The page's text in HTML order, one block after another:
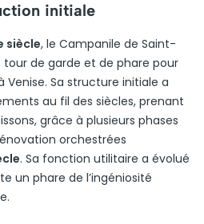
initiale
siècle, le Campanile de Saint-
tour de garde et de phare pour
Venise. Sa structure initiale a
au fil des siècles, prenant
grâce à plusieurs phases
orchestrées
. Sa fonction utilitaire a évolué
un phare de l’ingéniosité